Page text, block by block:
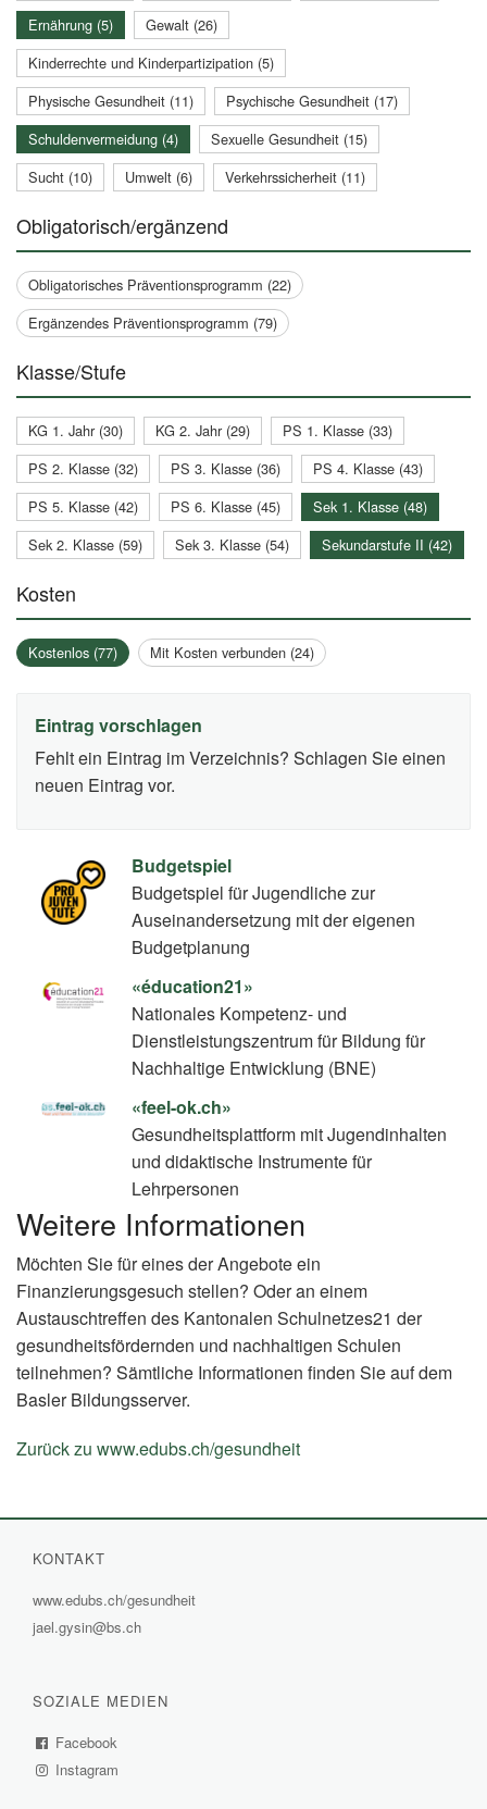
Budgetspiel
Budgetspiel für Jugendliche zur
Auseinandersetzung mit der eigenen
Budgetplanung
«éducation21»
Nationales Kompetenz- und
Dienstleistungszentrum für Bildung für
Nachhaltige Entwicklung (BNE)
«feel-ok.ch»
Gesundheitsplattform mit Jugendinhalten
und didaktische Instrumente für
Lehrpersonen
Weitere Informationen
Möchten Sie für eines der Angebote ein
Finanzierungsgesuch stellen? Oder an einem
Austauschtreffen des Kantonalen Schulnetzes21 der
gesundheitsfördernden und nachhaltigen Schulen
teilnehmen? Sämtliche Informationen finden Sie auf dem
Basler Bildungsserver.
Zurück zu www.edubs.ch/gesundheit
Ernährung (5)
Gewalt (26)
Kinderrechte und Kinderpartizipation (5)
Physische Gesundheit (11)
Psychische Gesundheit (17)
Schuldenvermeidung (4)
Sexuelle Gesundheit (15)
Sucht (10)
Umwelt (6) Verkehrssicherheit (11)
Obligatorisch/ergänzend
Obligatorisches Präventionsprogramm (22)
Ergänzendes Präventionsprogramm (79)
Klasse/Stufe
KG 1. Jahr (30) KG 2. Jahr (29)
PS 1. Klasse (33)
PS 2. Klasse (32)
PS 3. Klasse (36)
PS 4. Klasse (43)
PS 5. Klasse (42)
PS 6. Klasse (45)
Sek 1. Klasse (48)
Sek 2. Klasse (59)
Sek 3. Klasse (54) Sekundarstufe II (42)
Kosten
Kostenlos (77) Mit Kosten verbunden (24)
Eintrag vorschlagen
Fehlt ein Eintrag im Verzeichnis? Schlagen Sie einen
neuen Eintrag vor.
KONTAKT
www.edubs.ch/gesundheit
jael.gysin@bs.ch
SOZIALE MEDIEN
Facebook
Instagram